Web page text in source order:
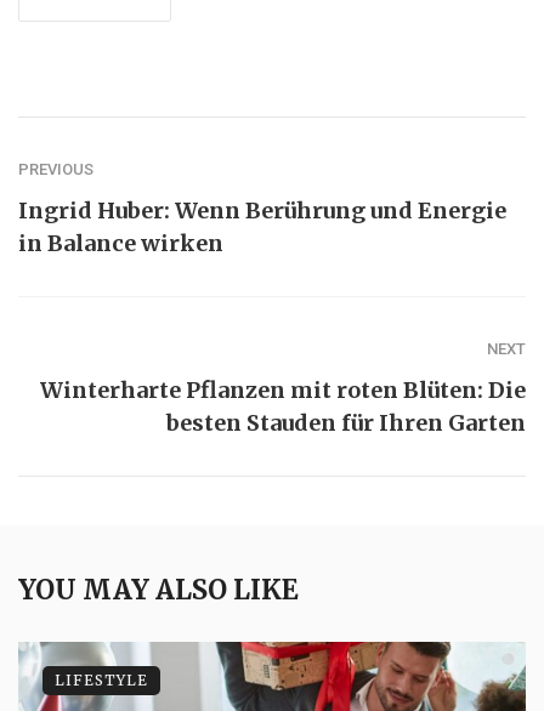
PREVIOUS
Ingrid Huber: Wenn Berührung und Energie
in Balance wirken
NEXT
Winterharte Pflanzen mit roten Blüten: Die
besten Stauden für Ihren Garten
YOU MAY ALSO LIKE
LIFESTYLE